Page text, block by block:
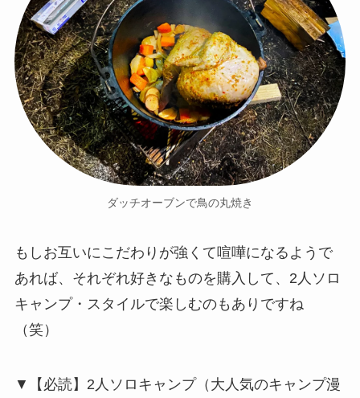
ダッチオーブンで鳥の丸焼き
もしお互いにこだわりが強くて喧嘩になるようで
あれば、それぞれ好きなものを購入して、2人ソロ
キャンプ・スタイルで楽しむのもありですね
（笑）
▼【必読】2人ソロキャンプ（大人気のキャンプ漫